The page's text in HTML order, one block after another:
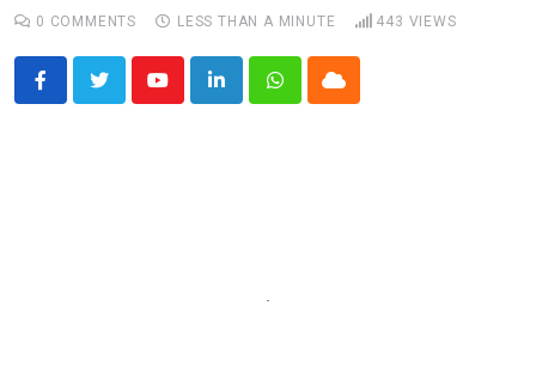
0 COMMENTS LESS THAN A MINUTE 443 VIEWS
YoutubeLinkedInWhatsappCloud